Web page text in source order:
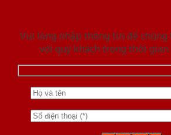
Vui lòng nhập thông tin để chúng
với quý khách trong thời